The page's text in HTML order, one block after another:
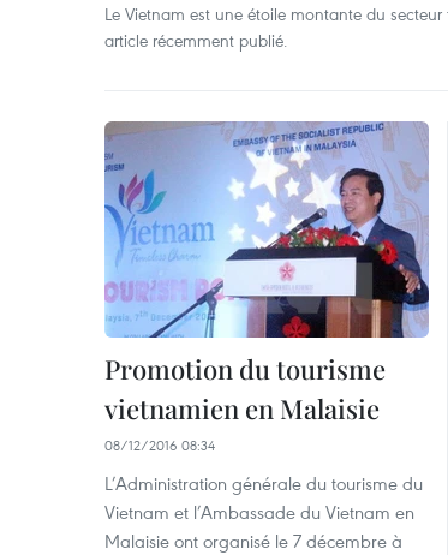
Le Vietnam est une étoile montante du
article récemment publié.
Promotion du tourisme
vietnamien en Malaisie
08/12/2016 08:34
L’Administration générale du tourisme du
Vietnam et l’Ambassade du Vietnam en
Malaisie ont organisé le 7 décembre à